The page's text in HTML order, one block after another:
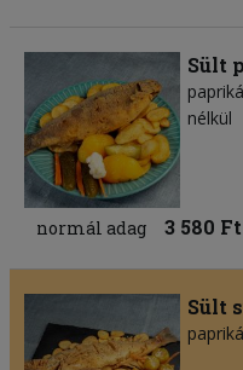
Sült
nélkül
normál adag 3 580 Ft
Sült